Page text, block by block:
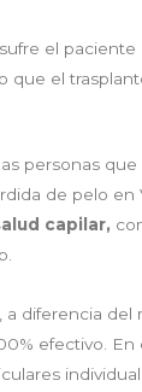
el
que el
personas
de pelo en
capilar,
a diferencia del
efectivo.